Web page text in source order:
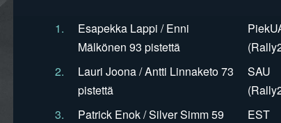
1.
Esapekka Lappi / Enni
Mälkönen 93 pistettä
2.
Lauri Joona / Antti Linnaketo 73
pistettä
SAU
3.
Patrick Enok / Silver Simm 59
EST